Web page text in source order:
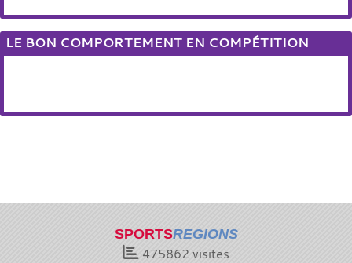
LE BON COMPORTEMENT EN COMPÉTITION
SPORTSREGIONS
475862 visites